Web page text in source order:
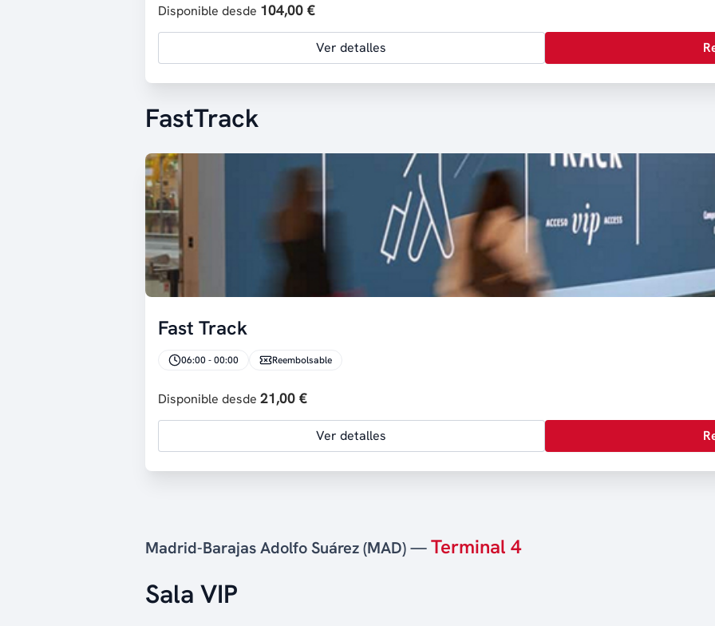
Disponible desde 104,00 €
Ver detalles
FastTrack
Fast Track
06:00 - 00:00 Reembolsable
Disponible desde 21,00 €
Ver detalles
Madrid-Barajas Adolfo Suárez (MAD) —Terminal 4
Sala VIP